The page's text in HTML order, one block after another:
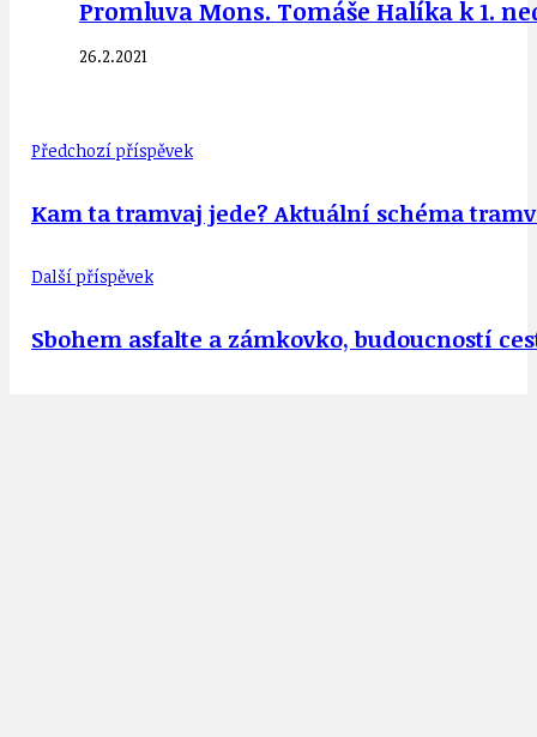
Promluva Mons. Tomáše Halíka k 1.
26.2.2021
Předchozí příspěvek
Kam ta tramvaj jede? Aktuální schéma
Další příspěvek
Sbohem asfalte a zámkovko, budoucností